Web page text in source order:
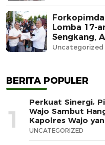
Lomba 17-
Sengkang,
Krupuk
Uncategorized
BERITA POPULER
1
Perkuat Sinergi,
Wajo Sambut
Kapolres Wajo
UNCATEGORIZED